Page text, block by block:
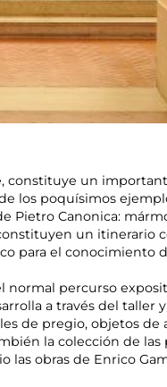
constituye un
los poquísimos
Pietro Canonica:
un itinerario
para el conocimiento
percurso
a través del taller
de pregio, objetos de
la colección de
obras de Enrico